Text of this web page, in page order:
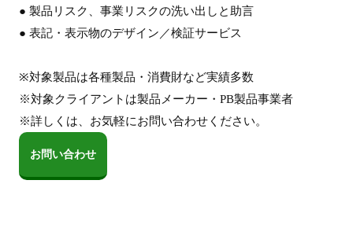
● 製品リスク、事業リスクの洗い出しと助言
● 表記・表示物のデザイン／検証サービス
※対象製品は各種製品・消費財など実績多数
※対象クライアントは製品メーカー・PB製品事業者
※詳しくは、お気軽にお問い合わせください。
お問い合わせ